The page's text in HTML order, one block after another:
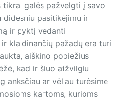
tikrai galės pažvelgti į savo
didesniu pasitikėjimu ir
ir pyktį vedanti
klaidinančių pažadų era turi
aiškino popiežius
kad ir šiuo atžvilgiu
anksčiau ar vėliau turėsime
kartoms, kurioms